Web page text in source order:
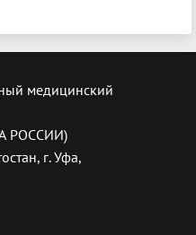
медицинский
РОССИИ)
г. Уфа,